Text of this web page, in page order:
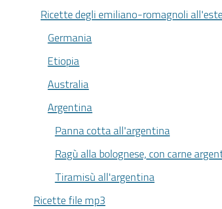
Ricette degli emiliano-romagnoli
Germania
Etiopia
Australia
Argentina
Panna cotta all'argentina
Ragù alla bolognese, con carne
Tiramisù all'argentina
Ricette file mp3